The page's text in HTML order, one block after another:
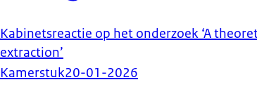
Kabinetsreactie op het onderzoek ‘A
extraction’
Kamerstuk20-01-2026